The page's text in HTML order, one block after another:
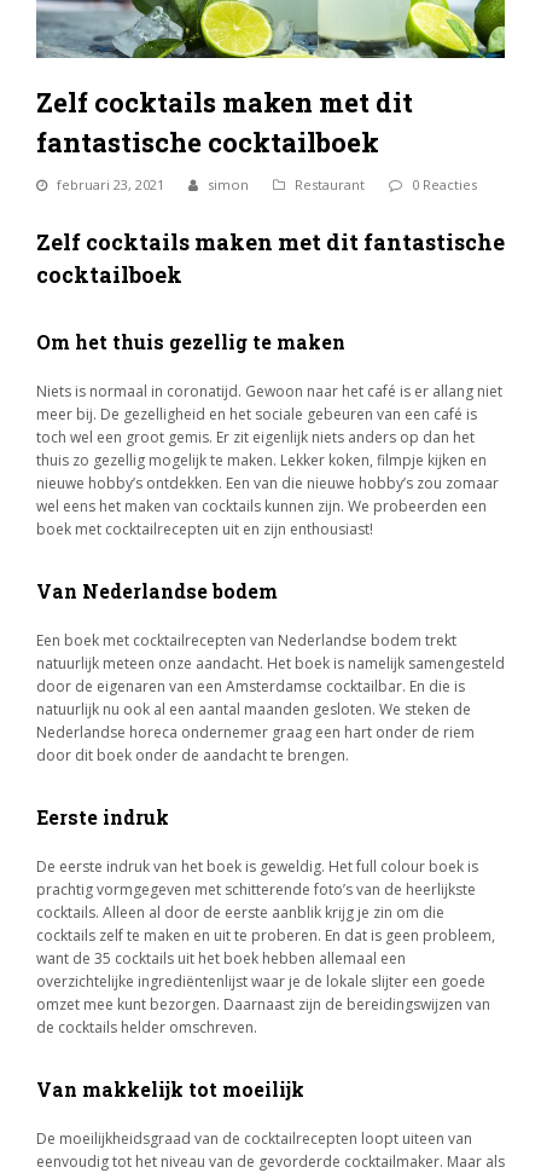
Zelf cocktails maken met dit
fantastische cocktailboek
februari 23, 2021 simon Restaurant 0 Reacties
Zelf cocktails maken met dit fantastische
cocktailboek
Om het thuis gezellig te maken
Niets is normaal in coronatijd. Gewoon naar het café is er allang niet
meer bij. De gezelligheid en het sociale gebeuren van een café is
toch wel een groot gemis. Er zit eigenlijk niets anders op dan het
thuis zo gezellig mogelijk te maken. Lekker koken, filmpje kijken en
nieuwe hobby’s ontdekken. Een van die nieuwe hobby’s zou zomaar
wel eens het maken van cocktails kunnen zijn. We probeerden een
boek met cocktailrecepten uit en zijn enthousiast!
Van Nederlandse bodem
Een boek met cocktailrecepten van Nederlandse bodem trekt
natuurlijk meteen onze aandacht. Het boek is namelijk samengesteld
door de eigenaren van een Amsterdamse cocktailbar. En die is
natuurlijk nu ook al een aantal maanden gesloten. We steken de
Nederlandse horeca ondernemer graag een hart onder de riem
door dit boek onder de aandacht te brengen.
Eerste indruk
De eerste indruk van het boek is geweldig. Het full colour boek is
prachtig vormgegeven met schitterende foto’s van de heerlijkste
cocktails. Alleen al door de eerste aanblik krijg je zin om die
cocktails zelf te maken en uit te proberen. En dat is geen probleem,
want de 35 cocktails uit het boek hebben allemaal een
overzichtelijke ingrediëntenlijst waar je de lokale slijter een goede
omzet mee kunt bezorgen. Daarnaast zijn de bereidingswijzen van
de cocktails helder omschreven.
Van makkelijk tot moeilijk
De moeilijkheidsgraad van de cocktailrecepten loopt uiteen van
eenvoudig tot het niveau van de gevorderde cocktailmaker. Maar als